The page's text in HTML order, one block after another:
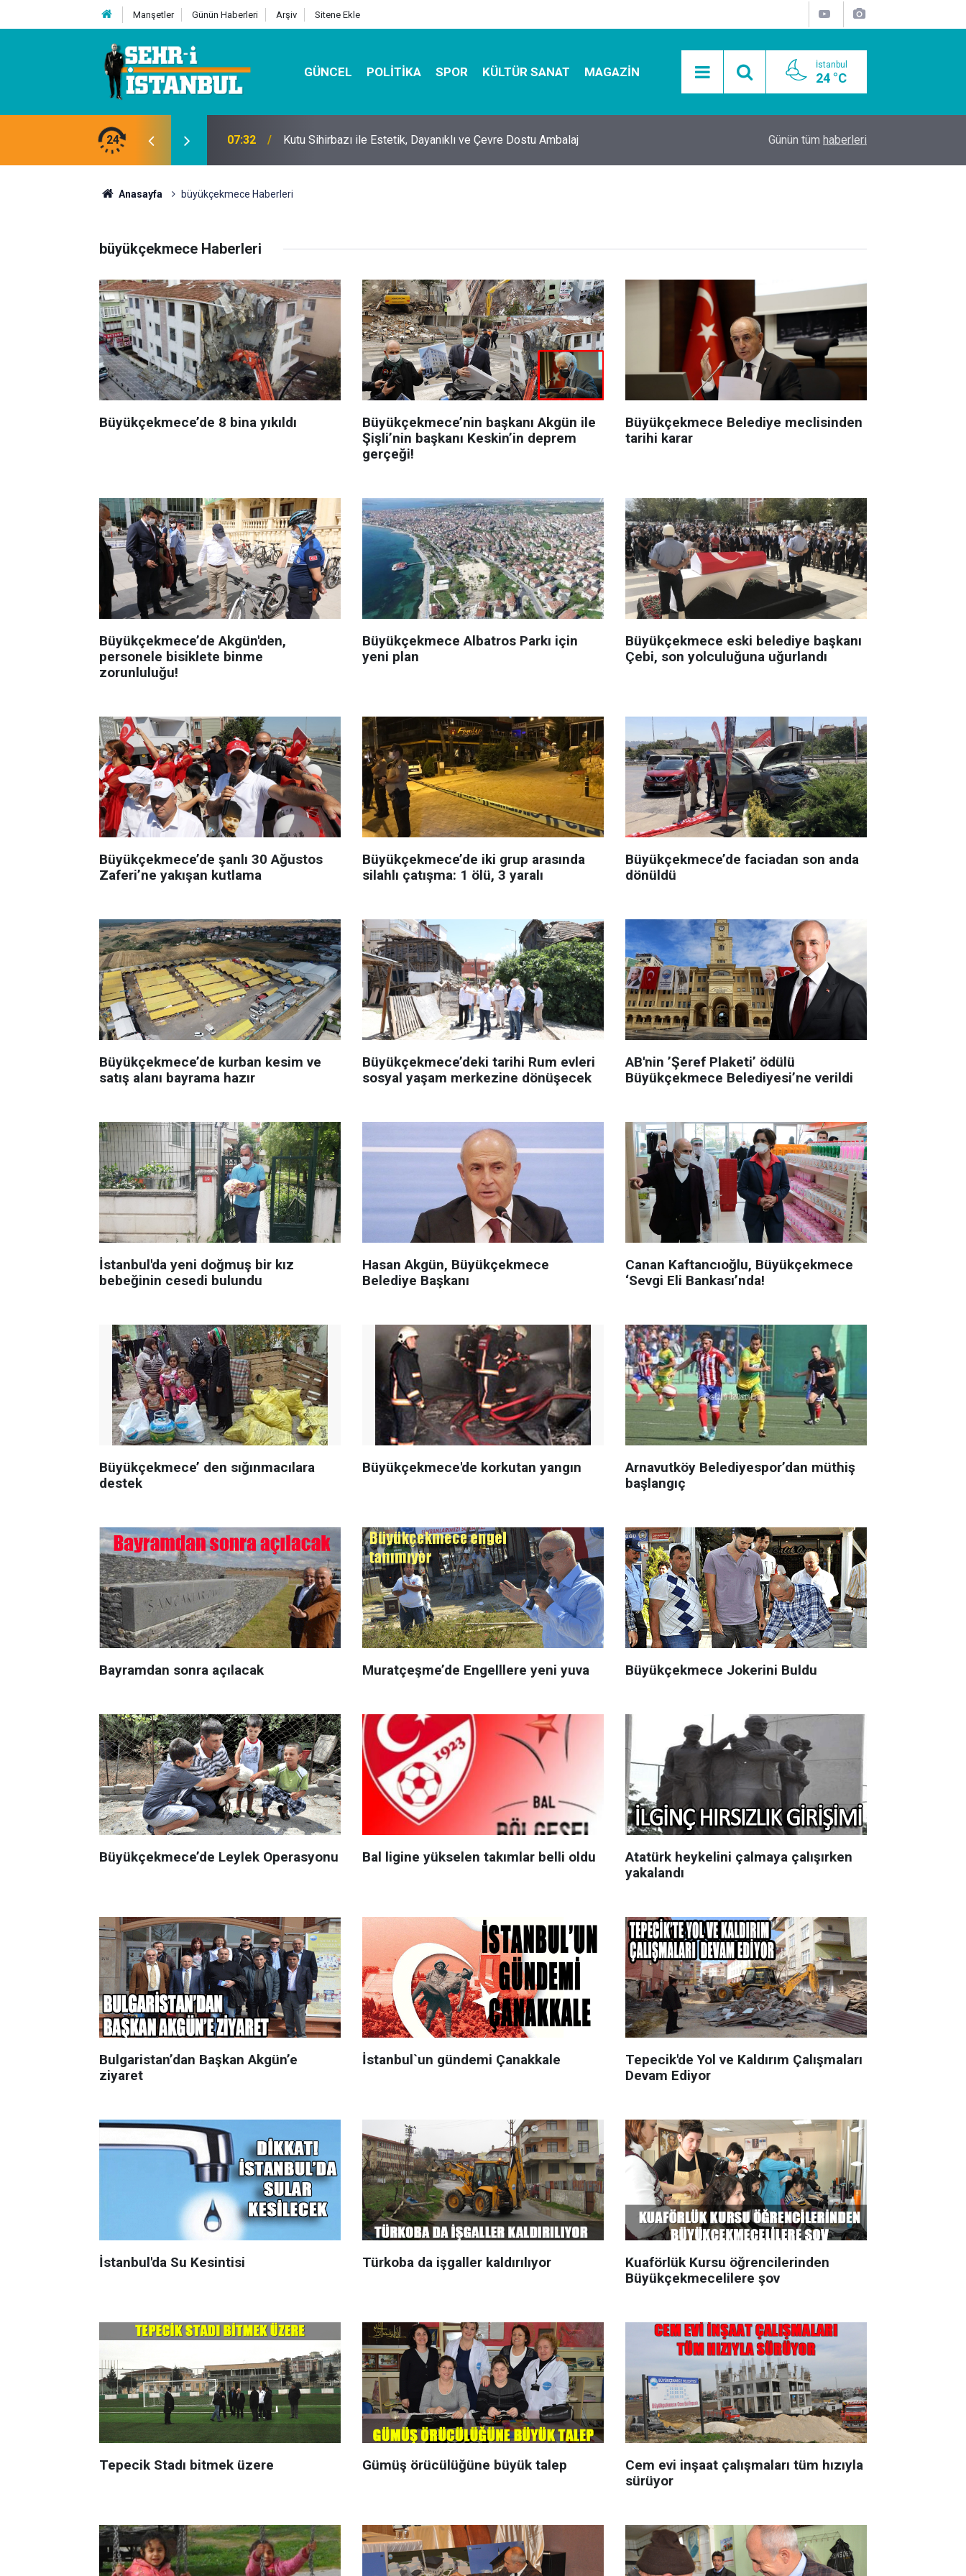
Manşetler Günün Haberleri Arşiv Sitene Ekle
GÜNCEL POLITIKA SPOR KÜLTÜR SANAT MAGAZIN İstanbul
24 °C
24 07:32 Kutu Sihirbazı ile Estetik, Dayanıklı ve Çevre Dostu Ambalaj Mobil Araçlarla Hayır Lokması Dağıtımının
Günün tüm haberleri
Anasayfa büyükçekmece Haberleri
büyükçekmece Haberleri
Büyükçekmece’de 8 bina yıkıldı
Büyükçekmece’nin başkanı Akgün ile
Şişli’nin başkanı Keskin’in deprem
gerçeği!
Büyükçekmece Belediye meclisinden
tarihi karar
Büyükçekmece’de Akgün'den,
personele bisiklete binme
zorunluluğu!
Büyükçekmece Albatros Parkı için
yeni plan
Büyükçekmece eski belediye başkanı
Çebi, son yolculuğuna uğurlandı
Büyükçekmece’de şanlı 30 Ağustos
Zaferi’ne yakışan kutlama
Büyükçekmece’de iki grup arasında
silahlı çatışma: 1 ölü, 3 yaralı
Büyükçekmece’de faciadan son anda
dönüldü
Büyükçekmece’de kurban kesim ve
satış alanı bayrama hazır
Büyükçekmece’deki tarihi Rum evleri
sosyal yaşam merkezine dönüşecek
AB'nin ’Şeref Plaketi’ ödülü
Büyükçekmece Belediyesi’ne verildi
İstanbul'da yeni doğmuş bir kız
bebeğinin cesedi bulundu
Hasan Akgün, Büyükçekmece
Belediye Başkanı
Canan Kaftancıoğlu, Büyükçekmece
‘Sevgi Eli Bankası’nda!
Büyükçekmece’ den sığınmacılara
destek
Büyükçekmece'de korkutan yangın
Arnavutköy Belediyespor’dan müthiş
başlangıç
Bayramdan sonra açılacak Muratçeşme’de Engelllere yeni yuva Büyükçekmece Jokerini Buldu
Büyükçekmece’de Leylek Operasyonu Bal ligine yükselen takımlar belli oldu
Atatürk heykelini çalmaya çalışırken
yakalandı
Bulgaristan’dan Başkan Akgün’e
ziyaret
İstanbul`un gündemi Çanakkale
Tepecik'de Yol ve Kaldırım Çalışmaları
Devam Ediyor
İstanbul'da Su Kesintisi Türkoba da işgaller kaldırılıyor
Kuaförlük Kursu öğrencilerinden
Büyükçekmecelilere şov
Tepecik Stadı bitmek üzere Gümüş örücülüğüne büyük talep
Cem evi inşaat çalışmaları tüm hızıyla
sürüyor